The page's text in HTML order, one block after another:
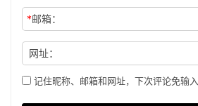
*邮箱：
网址：
记住昵称、邮箱和网址，下次评论免输入